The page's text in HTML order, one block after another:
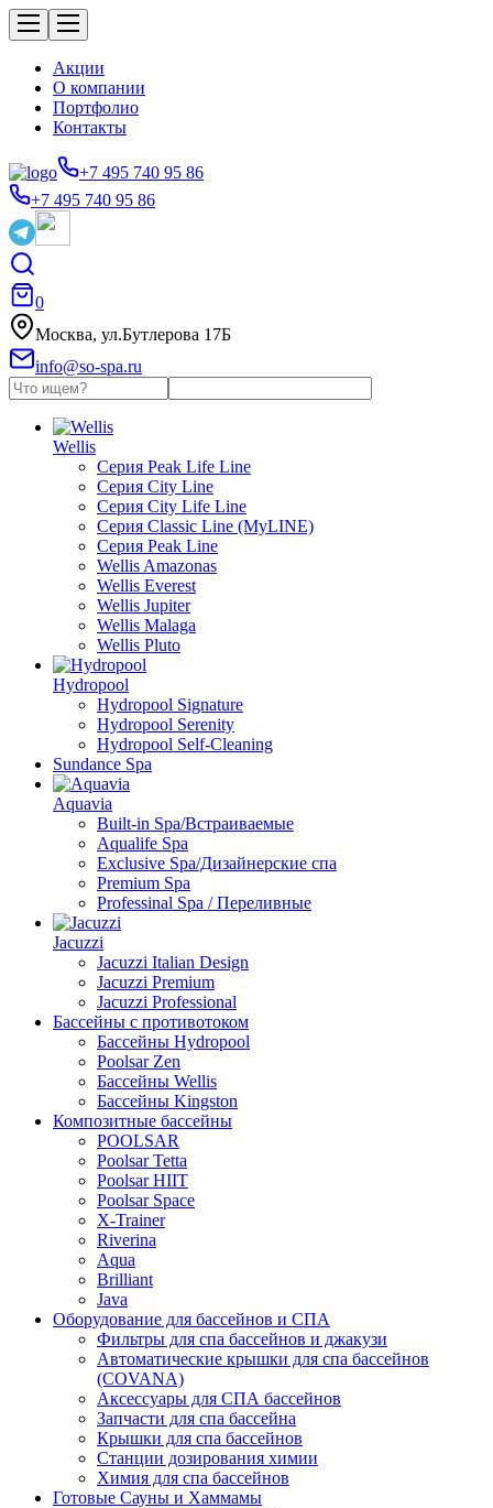
Акции
О компании
Портфолио
Контакты
+7 495 740 95 86
+7 495 740 95 86
0
Москва, ул.Бутлерова 17Б
info@so-spa.ru
Wellis
Серия Peak Life Line
Серия City Line
Серия City Life Line
Серия Classic Line (MyLINE)
Серия Peak Line
Wellis Amazonas
Wellis Everest
Wellis Jupiter
Wellis Malaga
Wellis Pluto
Hydropool
Hydropool Signature
Hydropool Serenity
Hydropool Self-Сleaning
Sundance Spa
Aquavia
Built-in Spa/Встраиваемые
Aqualife Spa
Exclusive Spa/Дизайнерские спа
Premium Spa
Professinal Spa / Переливные
Jacuzzi
Jacuzzi Italian Design
Jacuzzi Premium
Jacuzzi Professional
Бассейны с противотоком
Бассейны Hydropool
Poolsar Zen
Бассейны Wellis
Бассейны Kingston
Композитные бассейны
POOLSAR
Poolsar Tetta
Poolsar HIIT
Poolsar Space
X-Trainer
Riverina
Aqua
Brilliant
Java
Оборудование для бассейнов и СПА
Фильтры для спа бассейнов и джакузи
Автоматические крышки для спа бассейнов
(COVANA)
Аксессуары для СПА бассейнов
Запчасти для спа бассейна
Крышки для спа бассейнов
Станции дозирования химии
Химия для спа бассейнов
Готовые Сауны и Хаммамы